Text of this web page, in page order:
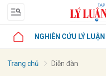
NGHIÊN CỨU LÝ LUẬN
Trang chủ Diễn đàn